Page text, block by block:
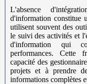
L'absence
d'information constitue
utilisent souvent des
le suivi des activités et
d'information qui
performances. Cette
capacité des
projets et à prendre
informations complètes